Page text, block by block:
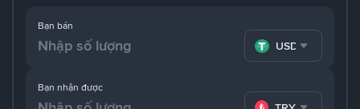
Bạn nhận được
Bạn bán
USDT